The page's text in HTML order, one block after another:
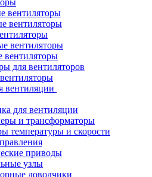
вентиляторы
вентиляторы
вентиляторы
для вентиляторов
вентиляции
для вентиляции
и трансформаторы
температуры и скорости
приводы
узлы
доводчики